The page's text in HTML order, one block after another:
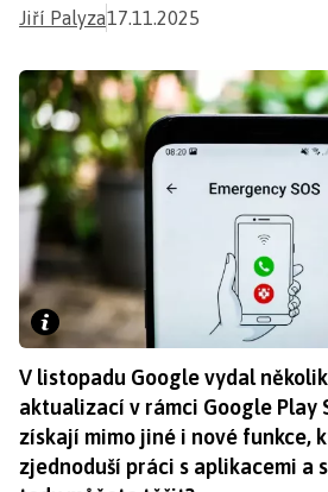
Jiří Palyza17.11.2025
V listopadu Google vydal
aktualizací v rámci Google Play
získají mimo jiné i nové funkce,
zjednoduší práci s aplikacemi a